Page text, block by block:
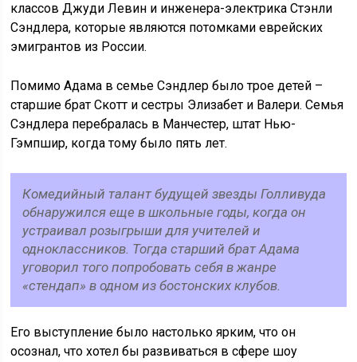
классов Джуди Левин и инженера-электрика Стэнли
Сэндлера, которые являются потомками еврейских
эмигрантов из России.
Помимо Адама в семье Сэндлер было трое детей –
старшие брат Скотт и сестры Элизабет и Валери. Семья
Сэндлера перебралась в Манчестер, штат Нью-
Гэмпшир, когда тому было пять лет.
Комедийный талант будущей звезды Голливуда
обнаружился еще в школьные годы, когда он
устраивал розыгрыши для учителей и
одноклассников. Тогда старший брат Адама
уговорил того попробовать себя в жанре
«стендап» в одном из бостонских клубов.
Его выступление было настолько ярким, что он
осознал, что хотел бы развиваться в сфере шоу